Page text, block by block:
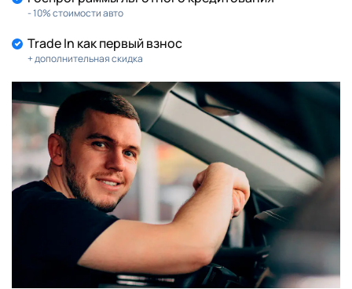
- 10% стоимости авто
Trade In как первый взнос
+ дополнительная скидка